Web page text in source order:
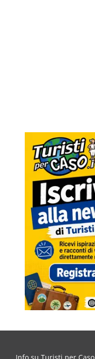
Info su Turisti per Caso